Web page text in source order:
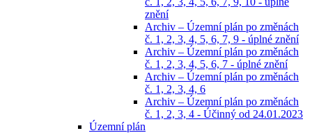
znění
Archiv – Územní plán po změnách
č. 1, 2, 3, 4, 5, 6, 7, 9 - úplné znění
Archiv – Územní plán po změnách
č. 1, 2, 3, 4, 5, 6, 7 - úplné znění
Archiv – Územní plán po změnách
č. 1, 2, 3, 4, 6
Archiv – Územní plán po změnách
č. 1, 2, 3, 4 - Účinný od 24.01.2023
Územní plán